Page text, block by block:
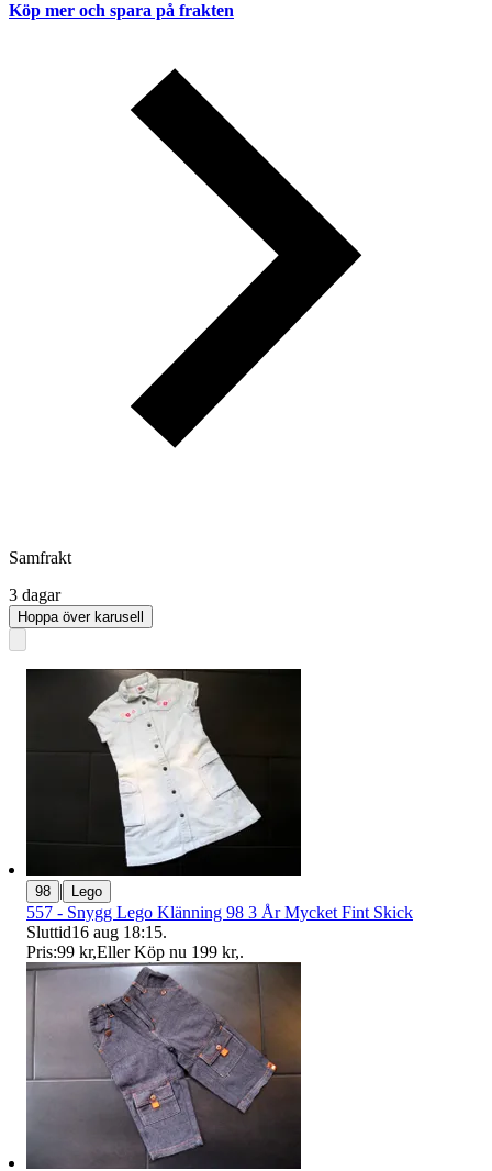
Köp mer och spara på frakten
Samfrakt
3 dagar
Hoppa över karusell
98 | Lego
557 - Snygg Lego Klänning 98 3 År Mycket Fint Skick
Sluttid16 aug 18:15.
Pris:99 kr,Eller Köp nu 199 kr,.